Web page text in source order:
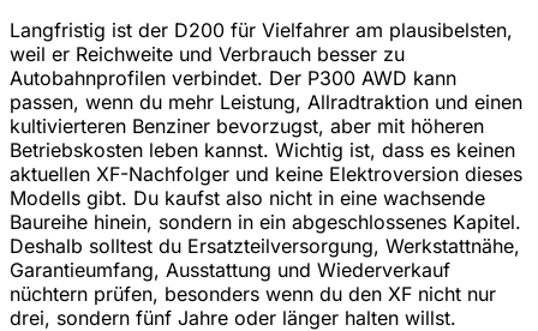
Langfristig ist der D200 für Vielfahrer am plausibelsten,
weil er Reichweite und Verbrauch besser zu
Autobahnprofilen verbindet. Der P300 AWD kann
passen, wenn du mehr Leistung, Allradtraktion und einen
kultivierteren Benziner bevorzugst, aber mit höheren
Betriebskosten leben kannst. Wichtig ist, dass es keinen
aktuellen XF-Nachfolger und keine Elektroversion dieses
Modells gibt. Du kaufst also nicht in eine wachsende
Baureihe hinein, sondern in ein abgeschlossenes Kapitel.
Deshalb solltest du Ersatzteilversorgung, Werkstattnähe,
Garantieumfang, Ausstattung und Wiederverkauf
nüchtern prüfen, besonders wenn du den XF nicht nur
drei, sondern fünf Jahre oder länger halten willst.